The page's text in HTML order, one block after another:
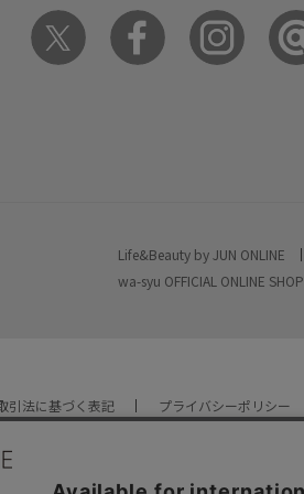
Life&Beauty by JUN ONLINE
wa-syu OFFICIAL ONLINE SHOP
引法に基づく表記 プライバシーポリシー